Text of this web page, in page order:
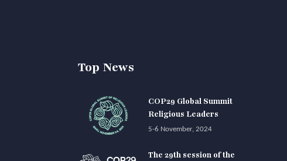
Top News
COP29 Global Summit
Religious Leaders
5-6 November, 2024
The 29th session of the